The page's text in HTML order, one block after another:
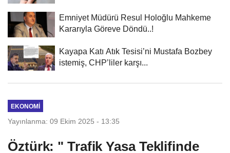
Emniyet Müdürü Resul Holoğlu Mahkeme
Kararıyla Göreve Döndü..!
Kayapa Katı Atık Tesisi’ni Mustafa Bozbey
istemiş, CHP’liler karşı...
EKONOMI
Yayınlanma: 09 Ekim 2025 - 13:35
Öztürk: " Trafik Yasa Teklifinde